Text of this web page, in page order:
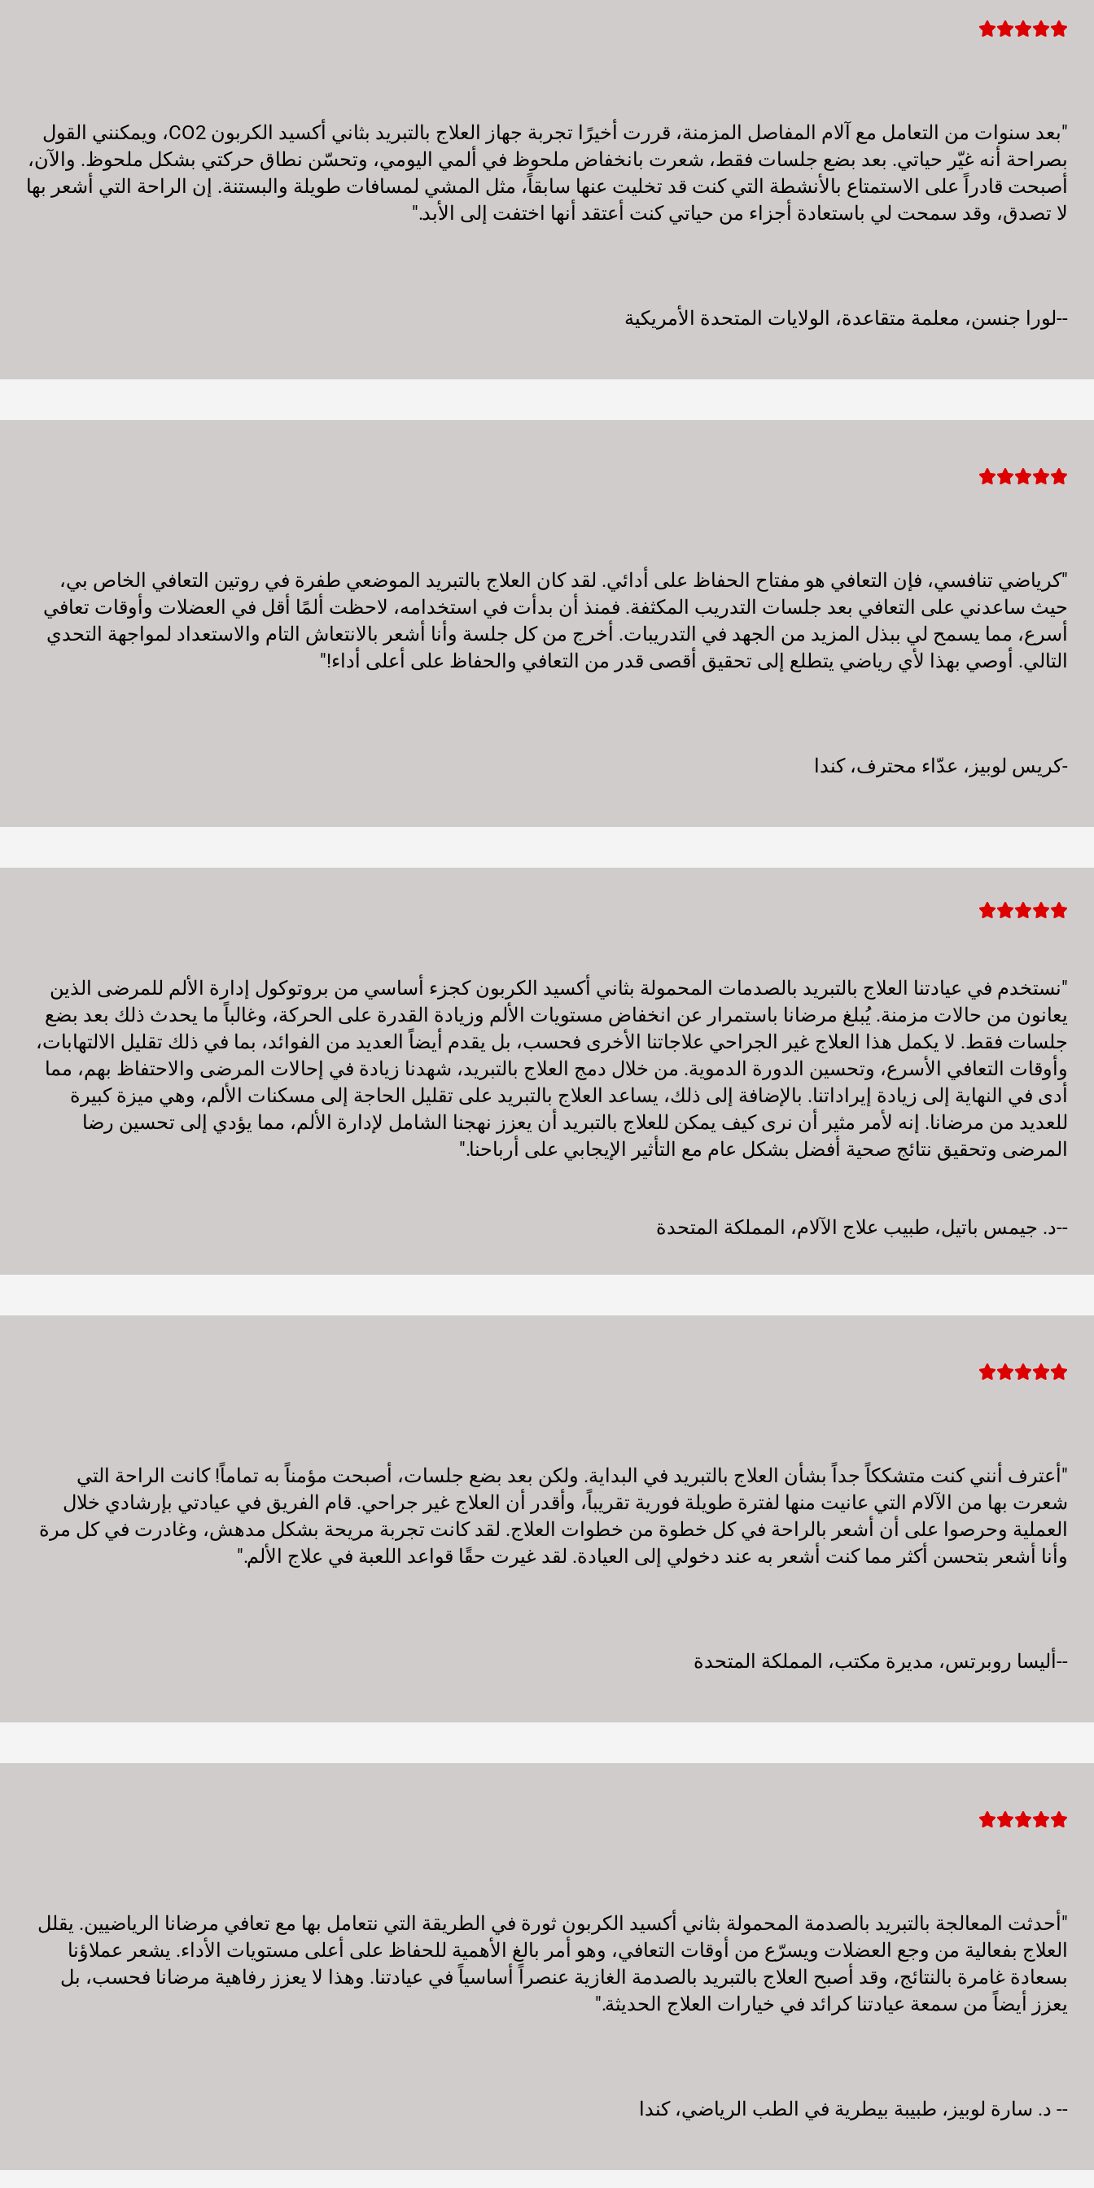
"بعد سنوات من التعامل مع آلام المفاصل المزمنة، قررت أخيرًا تجربة جهاز العلاج بالتبريد بثاني أكسيد الكربون CO2، ويمكنني القول
بصراحة أنه غيّر حياتي. بعد بضع جلسات فقط، شعرت بانخفاض ملحوظ في ألمي اليومي، وتحسّن نطاق حركتي بشكل ملحوظ. والآن،
أصبحت قادراً على الاستمتاع بالأنشطة التي كنت قد تخليت عنها سابقاً، مثل المشي لمسافات طويلة والبستنة. إن الراحة التي أشعر بها
لا تصدق، وقد سمحت لي باستعادة أجزاء من حياتي كنت أعتقد أنها اختفت إلى الأبد."
--لورا جنسن، معلمة متقاعدة، الولايات المتحدة الأمريكية
"كرياضي تنافسي، فإن التعافي هو مفتاح الحفاظ على أدائي. لقد كان العلاج بالتبريد الموضعي طفرة في روتين التعافي الخاص بي،
حيث ساعدني على التعافي بعد جلسات التدريب المكثفة. فمنذ أن بدأت في استخدامه، لاحظت ألمًا أقل في العضلات وأوقات تعافي
أسرع، مما يسمح لي ببذل المزيد من الجهد في التدريبات. أخرج من كل جلسة وأنا أشعر بالانتعاش التام والاستعداد لمواجهة التحدي
التالي. أوصي بهذا لأي رياضي يتطلع إلى تحقيق أقصى قدر من التعافي والحفاظ على أعلى أداء!"
-كريس لوبيز، عدّاء محترف، كندا
"نستخدم في عيادتنا العلاج بالتبريد بالصدمات المحمولة بثاني أكسيد الكربون كجزء أساسي من بروتوكول إدارة الألم للمرضى الذين
يعانون من حالات مزمنة. يُبلغ مرضانا باستمرار عن انخفاض مستويات الألم وزيادة القدرة على الحركة، وغالباً ما يحدث ذلك بعد بضع
جلسات فقط. لا يكمل هذا العلاج غير الجراحي علاجاتنا الأخرى فحسب، بل يقدم أيضاً العديد من الفوائد، بما في ذلك تقليل الالتهابات،
وأوقات التعافي الأسرع، وتحسين الدورة الدموية. من خلال دمج العلاج بالتبريد، شهدنا زيادة في إحالات المرضى والاحتفاظ بهم، مما
أدى في النهاية إلى زيادة إيراداتنا. بالإضافة إلى ذلك، يساعد العلاج بالتبريد على تقليل الحاجة إلى مسكنات الألم، وهي ميزة كبيرة
للعديد من مرضانا. إنه لأمر مثير أن نرى كيف يمكن للعلاج بالتبريد أن يعزز نهجنا الشامل لإدارة الألم، مما يؤدي إلى تحسين رضا
المرضى وتحقيق نتائج صحية أفضل بشكل عام مع التأثير الإيجابي على أرباحنا."
--د. جيمس باتيل، طبيب علاج الآلام، المملكة المتحدة
"أعترف أنني كنت متشككاً جداً بشأن العلاج بالتبريد في البداية. ولكن بعد بضع جلسات، أصبحت مؤمناً به تماماً! كانت الراحة التي
شعرت بها من الآلام التي عانيت منها لفترة طويلة فورية تقريباً، وأقدر أن العلاج غير جراحي. قام الفريق في عيادتي بإرشادي خلال
العملية وحرصوا على أن أشعر بالراحة في كل خطوة من خطوات العلاج. لقد كانت تجربة مريحة بشكل مدهش، وغادرت في كل مرة
وأنا أشعر بتحسن أكثر مما كنت أشعر به عند دخولي إلى العيادة. لقد غيرت حقًا قواعد اللعبة في علاج الألم."
--أليسا روبرتس، مديرة مكتب، المملكة المتحدة
"أحدثت المعالجة بالتبريد بالصدمة المحمولة بثاني أكسيد الكربون ثورة في الطريقة التي نتعامل بها مع تعافي مرضانا الرياضيين. يقلل
العلاج بفعالية من وجع العضلات ويسرّع من أوقات التعافي، وهو أمر بالغ الأهمية للحفاظ على أعلى مستويات الأداء. يشعر عملاؤنا
بسعادة غامرة بالنتائج، وقد أصبح العلاج بالتبريد بالصدمة الغازية عنصراً أساسياً في عيادتنا. وهذا لا يعزز رفاهية مرضانا فحسب، بل
يعزز أيضاً من سمعة عيادتنا كرائد في خيارات العلاج الحديثة."
-- د. سارة لوبيز، طبيبة بيطرية في الطب الرياضي، كندا